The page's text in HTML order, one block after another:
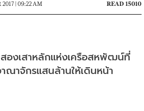
2017 | 09:22 AM
READ 15010
องเสาหลักแห่งเครือสหพัฒน์ที่
ณาจักรแสนล้านให้เดินหน้า